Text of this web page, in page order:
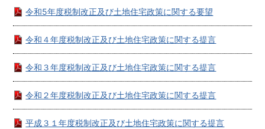
令和5年度税制改正及び土地住宅政策に関する要望
令和４年度税制改正及び土地住宅政策に関する提言
令和３年度税制改正及び土地住宅政策に関する提言
令和２年度税制改正及び土地住宅政策に関する提言
平成３１年度税制改正及び土地住宅政策に関する提言